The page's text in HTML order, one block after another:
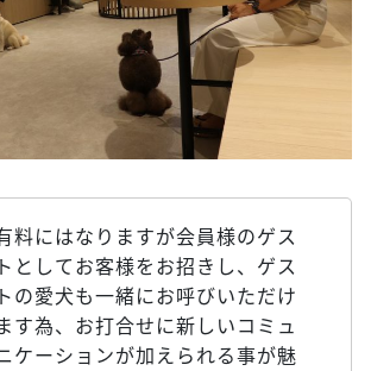
料にはなりますが会員様のゲス
トとしてお客様をお招きし、ゲス
トの愛犬も一緒にお呼びいただけ
す為、お打合せに新しいコミュ
ケーションが加えられる事が魅